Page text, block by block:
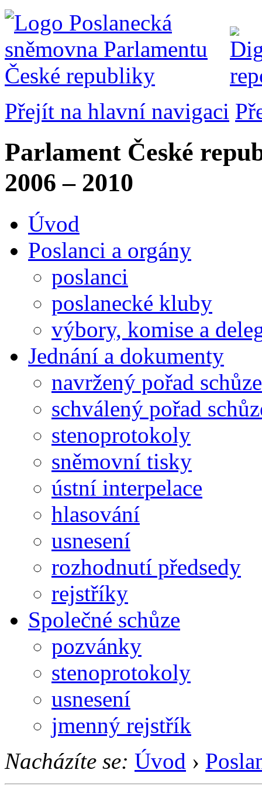
Přejít na hlavní navigaci
Parlament České
2006 – 2010
Úvod
Poslanci a orgány
poslanci
poslanecké kluby
výbory, komise a
Jednání a dokumenty
navržený pořad schůze
schválený pořad
stenoprotokoly
sněmovní tisky
ústní interpelace
hlasování
usnesení
rozhodnutí předsedy
rejstříky
Společné schůze
pozvánky
stenoprotokoly
usnesení
jmenný rejstřík
Nacházíte se: Úvod ›